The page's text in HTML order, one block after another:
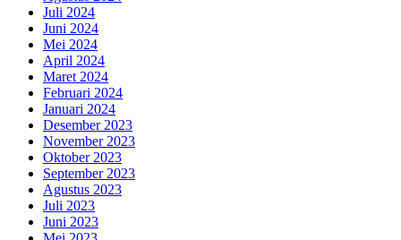
Juli 2024
Juni 2024
Mei 2024
April 2024
Maret 2024
Februari 2024
Januari 2024
Desember 2023
November 2023
Oktober 2023
September 2023
Agustus 2023
Juli 2023
Juni 2023